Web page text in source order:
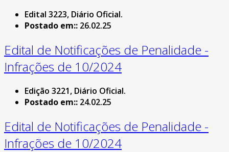
Edital 3223, Diário Oficial.
Postado em:: 26.02.25
Edital de Notificações de Penalidade -
Infrações de 10/2024
Edição 3221, Diário Oficial.
Postado em:: 24.02.25
Edital de Notificações de Penalidade -
Infrações de 10/2024